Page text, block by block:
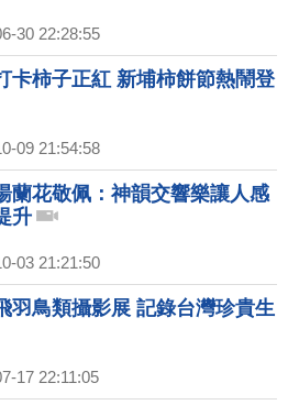
30 22:28:55
卡柿子正紅 新埔柿餅節熱鬧登
09 21:54:58
蘭花敬佩：神韻交響樂讓人感
升
03 21:21:50
羽鳥類攝影展 記錄台灣珍貴生
17 22:11:05